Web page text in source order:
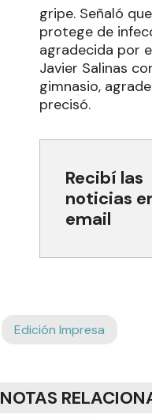
gripe. Señaló
protege de
agradecida por
Javier Salinas
gimnasio,
precisó.
Recibí las
noticias
email
Edición Impresa
NOTAS